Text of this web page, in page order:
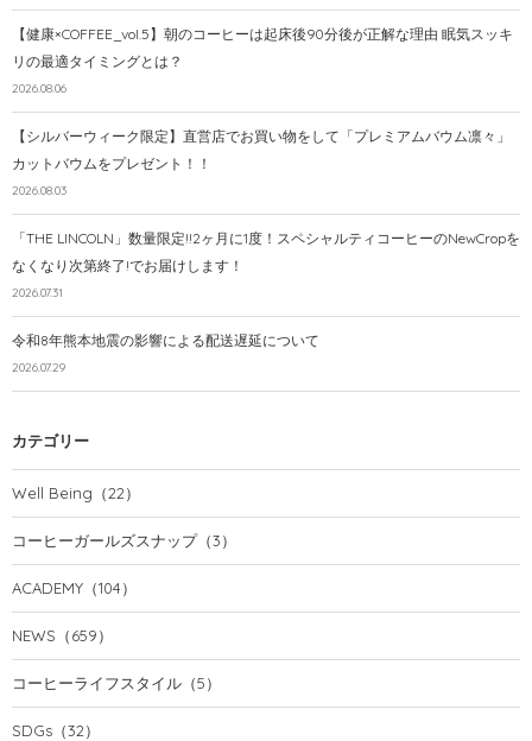
【健康×COFFEE_vol.5】朝のコーヒーは起床後90分後が正解な理由 眠気スッキ
リの最適タイミングとは？
2026.08.06
【シルバーウィーク限定】直営店でお買い物をして「プレミアムバウム凛々」
カットバウムをプレゼント！！
2026.08.03
「THE LINCOLN」数量限定!!2ヶ月に1度！スペシャルティコーヒーのNewCropを
なくなり次第終了!でお届けします！
2026.07.31
令和8年熊本地震の影響による配送遅延について
2026.07.29
カテゴリー
Well Being （22）
コーヒーガールズスナップ（3）
ACADEMY （104）
NEWS （659）
コーヒーライフスタイル （5）
SDGs （32）